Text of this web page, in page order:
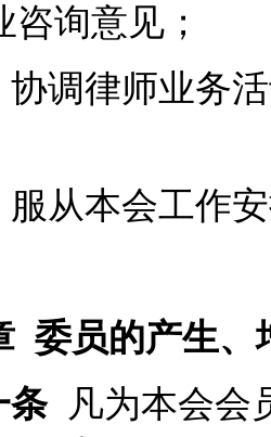
询意见；
协调律师业务
服从本会工作
委员的产生、
条
凡为本会会